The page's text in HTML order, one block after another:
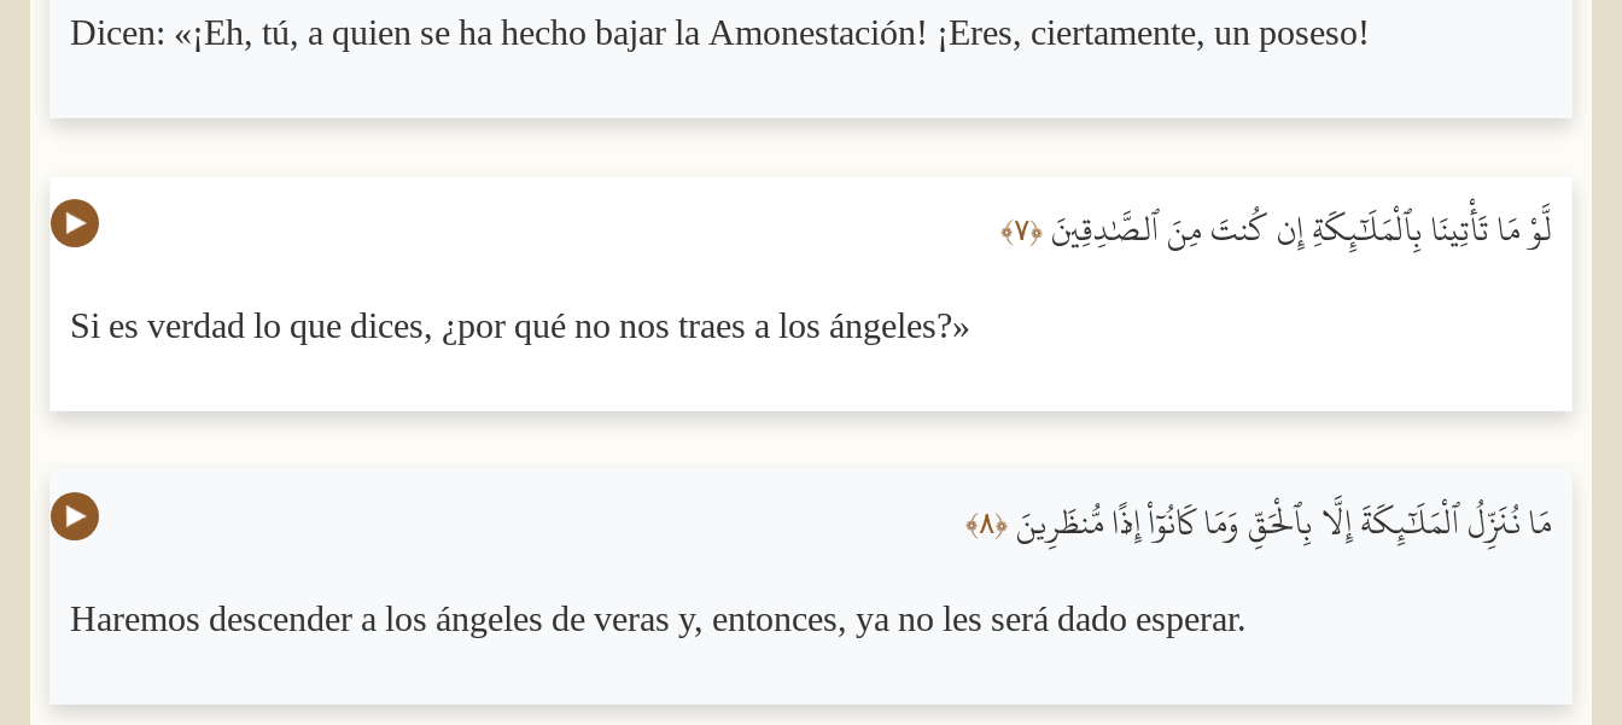
Dicen: «¡Eh, tú, a quien se ha hecho bajar la Amonestación! ¡Eres, ciertamente, un poseso!
لَّوْ مَا تَأْتِينَا بِٱلْمَلَٰٓئِكَةِ إِن كُنتَ مِنَ ٱلصَّٰدِقِينَ﴿٧﴾
Si es verdad lo que dices, ¿por qué no nos traes a los ángeles?»
مَا نُنَزِّلُ ٱلْمَلَٰٓئِكَةَ إِلَّا بِٱلْحَقِّ وَمَا كَانُوٓاْ إِذًۭا مُّنظَرِينَ﴿٨﴾
Haremos descender a los ángeles de veras y, entonces, ya no les será dado esperar.